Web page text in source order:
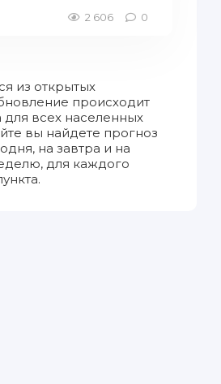
2 606 0
из открытых
происходит
всех населенных
вы найдете прогноз
на завтра и на
для каждого